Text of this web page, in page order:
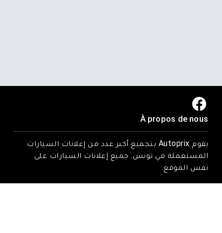
À propos de nous
يقوم Autoprix بتجميع أكبر عدد من إعلانات السيارات
المستعملة في تونس. جميع إعلانات السيارات على
نفس الموقع.